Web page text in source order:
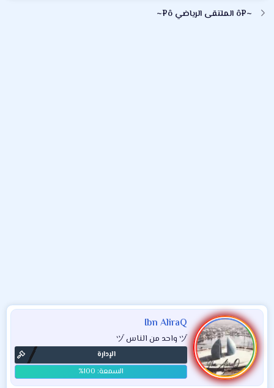
ل
ا
~¤ô الملتقى الرياضي ô¤~
Ibn AliraQ
ヅ واحد من الناس ヅ
الإدارة